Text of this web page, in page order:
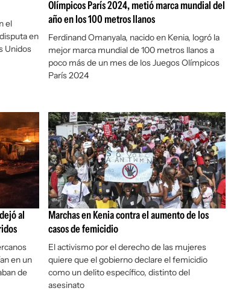
el
en
Unidos
Olímpicos París 2024, metió marca mundial del
año en los 100 metros llanos
Ferdinand Omanyala, nacido en Kenia, logró la
mejor marca mundial de 100 metros llanos a
poco más de un mes de los Juegos Olímpicos
París 2024
al
en un
de
Marchas en Kenia contra el aumento de los
casos de femicidio
El activismo por el derecho de las mujeres
quiere que el gobierno declare el femicidio
como un delito específico, distinto del
asesinato